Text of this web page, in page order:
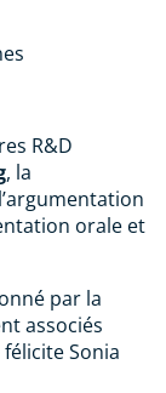
R&D
, la
orale et
par la
associés
Sonia